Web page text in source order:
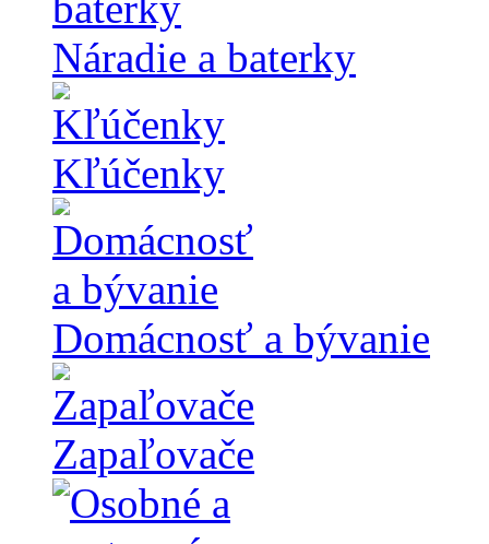
Náradie a baterky
Kľúčenky
Domácnosť a bývanie
Zapaľovače